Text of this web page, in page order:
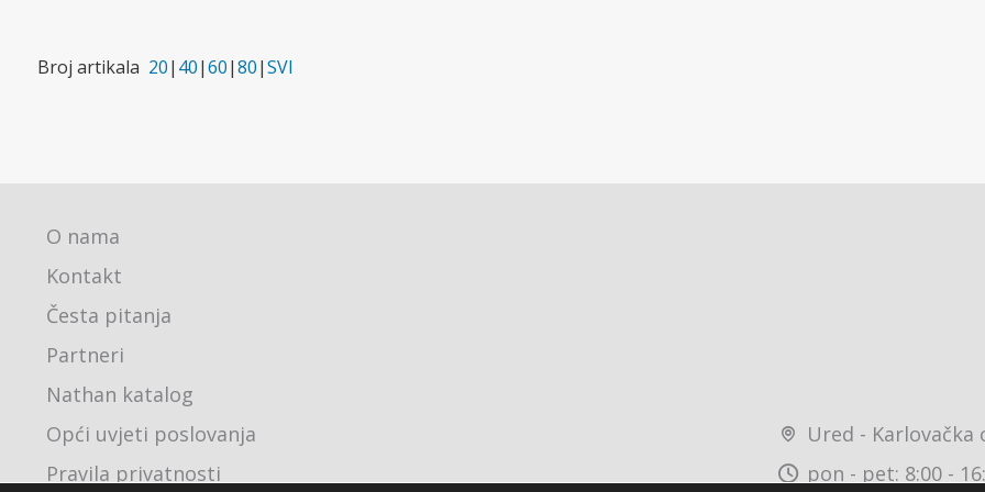
Broj artikala 20| 40|60|80|SVI
O nama
Kontakt
Česta pitanja
Partneri
Nathan katalog
Opći uvjeti poslovanja
Pravila privatnosti
Ured - Karlovačka
pon - pet: 8:00 -